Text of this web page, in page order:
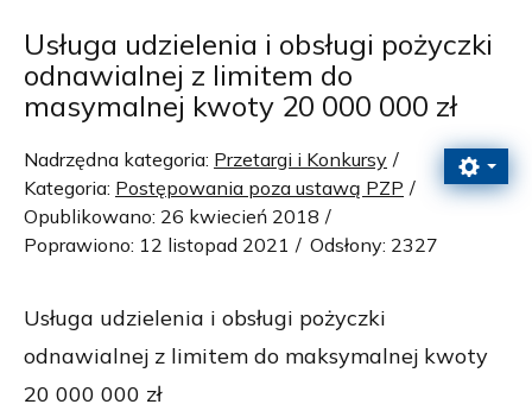
Usługa udzielenia i obsługi pożyczki
odnawialnej z limitem do
masymalnej kwoty 20 000 000 zł
Nadrzędna kategoria: Przetargi i Konkursy
Kategoria: Postępowania poza ustawą PZP
Opublikowano: 26 kwiecień 2018
Poprawiono: 12 listopad 2021
Odsłony: 2327
Usługa udzielenia i obsługi pożyczki
odnawialnej z limitem do maksymalnej kwoty
20 000 000 zł